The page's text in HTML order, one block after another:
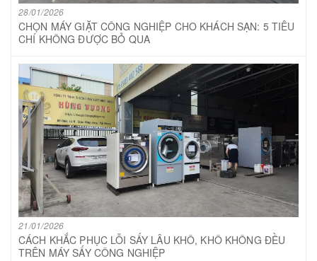
28/01/2026
CHỌN MÁY GIẶT CÔNG NGHIỆP CHO KHÁCH SẠN: 5 TIÊU
CHÍ KHÔNG ĐƯỢC BỎ QUA
21/01/2026
CÁCH KHẮC PHỤC LỖI SẤY LÂU KHÔ, KHÔ KHÔNG ĐỀU
TRÊN MÁY SẤY CÔNG NGHIỆP